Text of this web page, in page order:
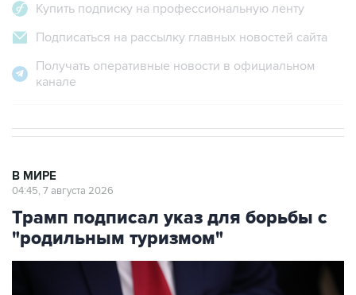
Купить подписку на профессиональную ленту
Подписаться на рассылку главных новостей сайта
Получать оперативные новости в официальном
канале
В МИРЕ
04:45, 7 августа 2026
Трамп подписал указ для борьбы с
"родильным туризмом"